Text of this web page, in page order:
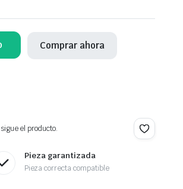
Comprar ahora
el producto.
Pieza garantizada
Pieza correcta compatible